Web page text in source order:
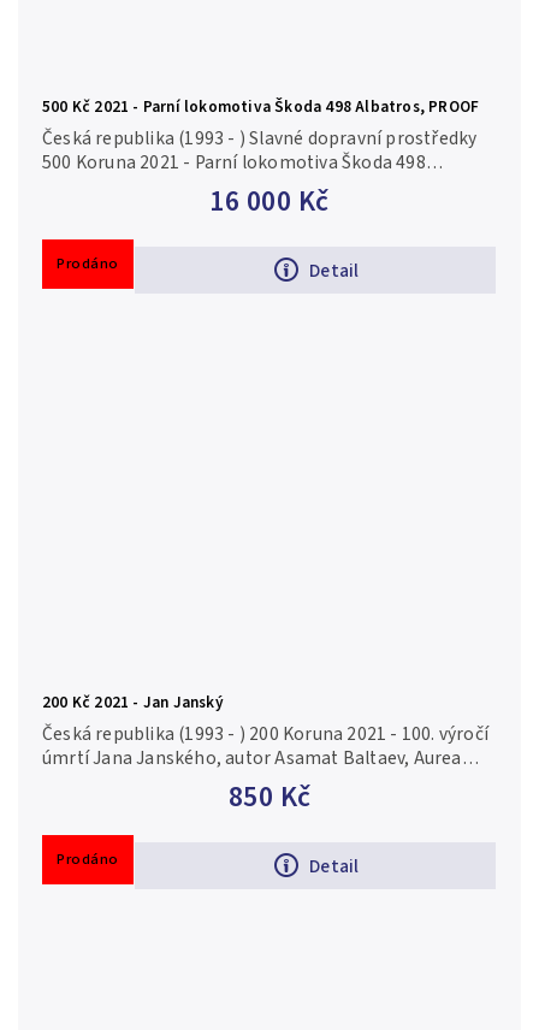
500 Kč 2021 - Parní lokomotiva Škoda 498 Albatros, PROOF
16 000 Kč
Detail
Česká republika (1993 - ) Slavné dopravní prostředky
500 Koruna 2021 - Parní lokomotiva Škoda 498
Albatros, autor Asamat Baltaev, Aurea C231, etue,
certifikát, PROOF Ag 0,925...
Prodáno
200 Kč 2021 - Jan Janský
850 Kč
Detail
Česká republika (1993 - ) 200 Koruna 2021 - 100. výročí
úmrtí Jana Janského, autor Asamat Baltaev, Aurea
C232, kapsle, certifikát, běžná kvalita Ag 0,925, 31 mm
Prodáno